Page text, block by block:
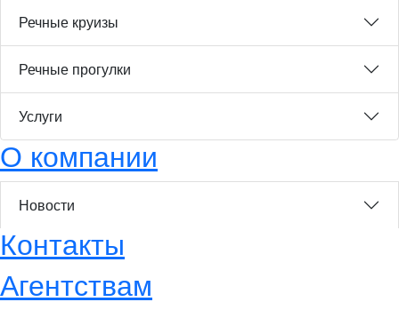
Речные круизы
Речные прогулки
Услуги
О компании
Новости
Контакты
Агентствам